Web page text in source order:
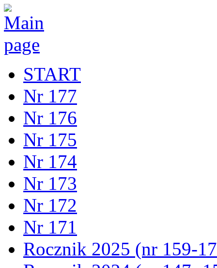
START
Nr 177
Nr 176
Nr 175
Nr 174
Nr 173
Nr 172
Nr 171
Rocznik 2025 (nr 159-